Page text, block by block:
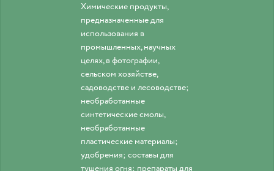
Химические продукты,
предназначенные для
использования в
промышленных, научных
целях, в фотографии,
сельском хозяйстве,
садоводстве и лесоводстве;
необработанные
синтетические смолы,
необработанные
пластические материалы;
удобрения; составы для